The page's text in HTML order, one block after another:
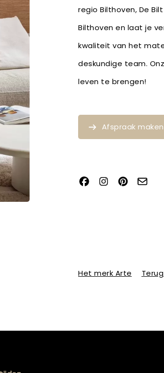
regio Bilthoven, De
Bilthoven en laat je
kwaliteit van het
deskundige team.
leven te brengen!
Afspraak maken
Het merk Arte